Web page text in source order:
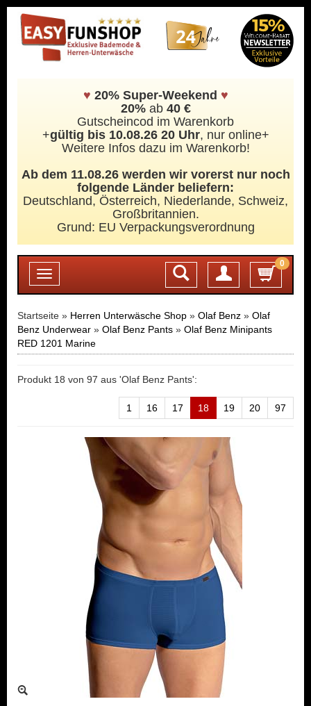
♥ 20% Super-Weekend ♥
20%ab 40 €
Gutscheincod im Warenkorb
+gültig bis 10.08.26 20 Uhr, nur online+
Weitere Infos dazu im Warenkorb!
Ab dem 11.08.26 werden wir vorerst nur noch
folgende Länder beliefern:
Deutschland, Österreich, Niederlande, Schweiz,
Großbritannien.
Grund: EU Verpackungsverordnung
Toggle
navigation
0
Login
Startseite » Herren Unterwäsche Shop » Olaf Benz » Olaf
Benz Underwear » Olaf Benz Pants » Olaf Benz Minipants
RED 1201 Marine
Produkt 18 von 97 aus 'Olaf Benz Pants':
1 16 17 18 19 20 97